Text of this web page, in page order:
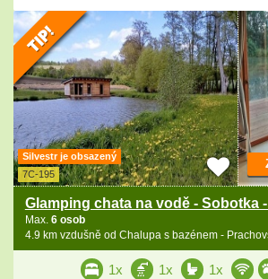
Silvestr je obsazený
7C-195
Glamping chata na vodě - Sobotka
Max. 6 osob
4.9 km vzdušně od Chalupa s bazénem -
1x 1x 1x